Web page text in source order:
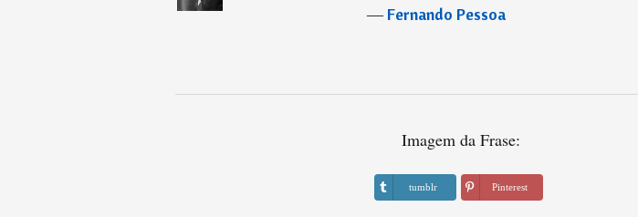
―Fernando Pessoa
Imagem da Frase:
tumblr Pinterest